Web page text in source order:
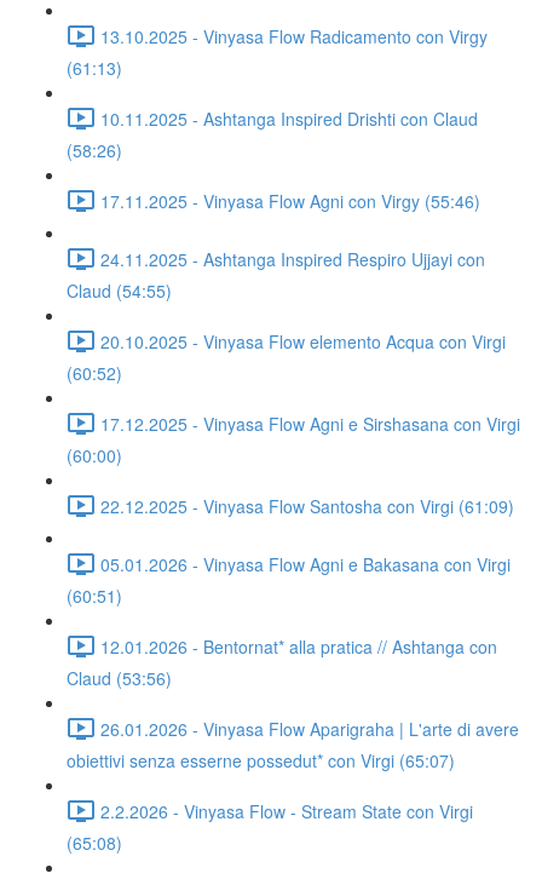
13.10.2025 - Vinyasa Flow Radicamento con Virgy
(61:13)
10.11.2025 - Ashtanga Inspired Drishti con Claud
(58:26)
17.11.2025 - Vinyasa Flow Agni con Virgy (55:46)
24.11.2025 - Ashtanga Inspired Respiro Ujjayi con
Claud (54:55)
20.10.2025 - Vinyasa Flow elemento Acqua con Virgi
(60:52)
17.12.2025 - Vinyasa Flow Agni e Sirshasana con Virgi
(60:00)
22.12.2025 - Vinyasa Flow Santosha con Virgi (61:09)
05.01.2026 - Vinyasa Flow Agni e Bakasana con Virgi
(60:51)
12.01.2026 - Bentornat* alla pratica // Ashtanga con
Claud (53:56)
26.01.2026 - Vinyasa Flow Aparigraha | L'arte di avere
obiettivi senza esserne possedut* con Virgi (65:07)
2.2.2026 - Vinyasa Flow - Stream State con Virgi
(65:08)